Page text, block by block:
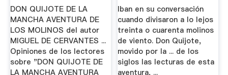
DON QUIJOTE DE LA
MANCHA AVENTURA DE
LOS MOLINOS del autor
MIGUEL DE CERVANTES ...
Opiniones de los lectores
sobre "DON QUIJOTE DE
LA MANCHA AVENTURA
Iban en su conversación
cuando divisaron a lo lejos
treinta o cuarenta molinos
de viento. Don Quijote,
movido por la ... de los
siglos las lecturas de esta
aventura, ...